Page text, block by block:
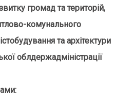
громад та територій,
комунального
та архітектури
облдержадміністрації